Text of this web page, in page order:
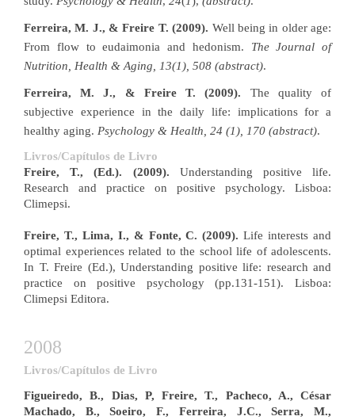
Ferreira, M. J., & Freire T. (2009). Well being in older age:
From flow to eudaimonia and hedonism. The Journal of
Nutrition, Health & Aging, 13(1), 508 (abstract).
Ferreira, M. J., & Freire T. (2009). The quality of
subjective experience in the daily life: implications for a
healthy aging. Psychology & Health, 24 (1), 170 (abstract).
Livros/Capítulos de Livro
Freire, T., (Ed.). (2009). Understanding positive life.
Research and practice on positive psychology. Lisboa:
Climepsi.
Freire, T., Lima, I., & Fonte, C. (2009). Life interests and
optimal experiences related to the school life of adolescents.
In T. Freire (Ed.), Understanding positive life: research and
practice on positive psychology (pp.131-151). Lisboa:
Climepsi Editora.
2008
Livros/Capítulos de Livro
Figueiredo, B., Dias, P, Freire, T., Pacheco, A., César
Machado, B., Soeiro, F., Ferreira, J.C., Serra, M.,